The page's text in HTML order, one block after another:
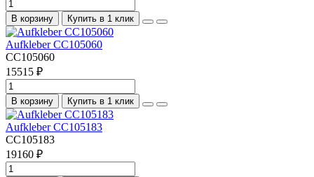
В корзину Купить в 1 клик
Aufkleber CC105060
CC105060
15515 ₽
В корзину Купить в 1 клик
Aufkleber CC105183
CC105183
19160 ₽